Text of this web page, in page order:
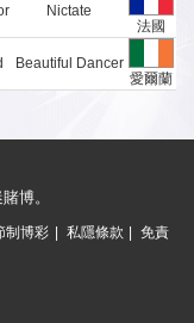
Nictate
法國
Beautiful Dancer
愛爾蘭
博。
制博彩| 私隱條款 | 免責